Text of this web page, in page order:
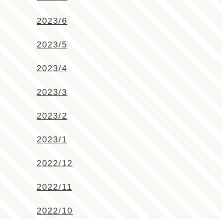
2023/6
2023/5
2023/4
2023/3
2023/2
2023/1
2022/12
2022/11
2022/10